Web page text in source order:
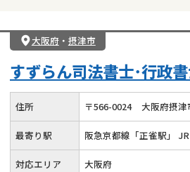
大阪府・ 摂津市
すずらん司法書士･行政
住所 〒566-0024 大阪府摂
最寄り駅 阪急京都線「正雀駅」 JR
対応エリア 大阪府